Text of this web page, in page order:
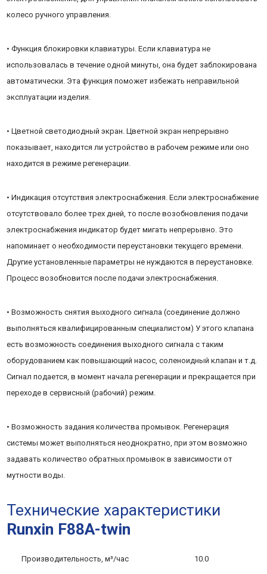
колесо ручного управления.
• Функция блокировки клавиатуры. Если клавиатура не
использовалась в течение одной минуты, она будет заблокирована
автоматически. Эта функция поможет избежать неправильной
эксплуатации изделия.
• Цветной светодиодный экран. Цветной экран непрерывно
показывает, находится ли устройство в рабочем режиме или оно
находится в режиме регенерации.
• Индикация отсутствия электроснабжения. Если электроснабжение
отсутствовало более трех дней, то после возобновления подачи
электроснабжения индикатор будет мигать непрерывно. Это
напоминает о необходимости переустановки текущего времени.
Другие установленные параметры не нуждаются в переустановке.
Процесс возобновится после подачи электроснабжения.
• Возможность снятия выходного сигнала (соединение должно
выполняться квалифицированным специалистом) У этого клапана
есть возможность соединения выходного сигнала с таким
оборудованием как повышающий насос, соленоидный клапан и т.д.
Сигнал подается, в момент начала регенерации и прекращается при
переходе в сервисный (рабочий) режим.
• Возможность задания количества промывок. Регенерация
системы может выполняться неоднократно, при этом возможно
задавать количество обратных промывок в зависимости от
мутности воды.
Технические характеристики
Runxin F88A-twin
Производительность, м³/час 10.0